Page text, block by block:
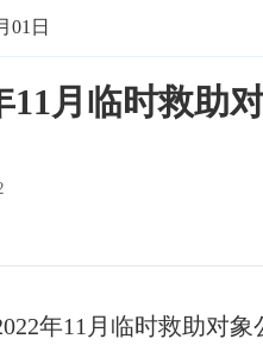
01日
11月临时救助
年11月临时救助对象